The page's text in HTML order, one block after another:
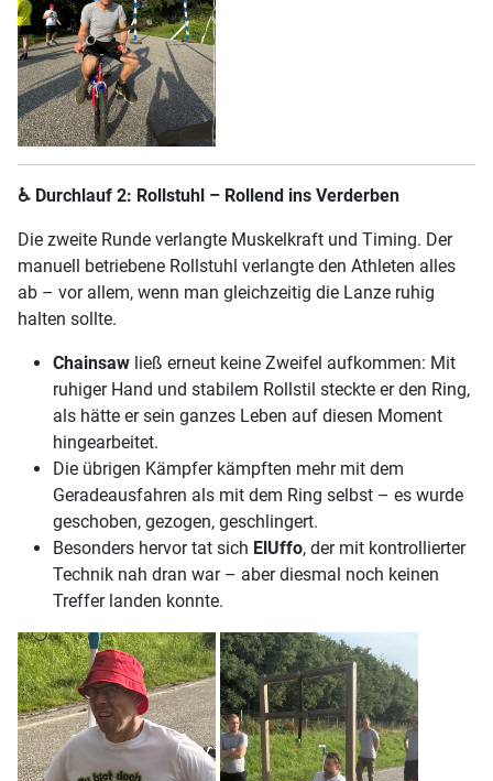
♿ Durchlauf 2: Rollstuhl – Rollend ins Verderben
Die zweite Runde verlangte Muskelkraft und Timing. Der
manuell betriebene Rollstuhl verlangte den Athleten alles
ab – vor allem, wenn man gleichzeitig die Lanze ruhig
halten sollte.
Chainsaw ließ erneut keine Zweifel aufkommen: Mit
ruhiger Hand und stabilem Rollstil steckte er den Ring,
als hätte er sein ganzes Leben auf diesen Moment
hingearbeitet.
Die übrigen Kämpfer kämpften mehr mit dem
Geradeausfahren als mit dem Ring selbst – es wurde
geschoben, gezogen, geschlingert.
Besonders hervor tat sich ElUffo, der mit kontrollierter
Technik nah dran war – aber diesmal noch keinen
Treffer landen konnte.